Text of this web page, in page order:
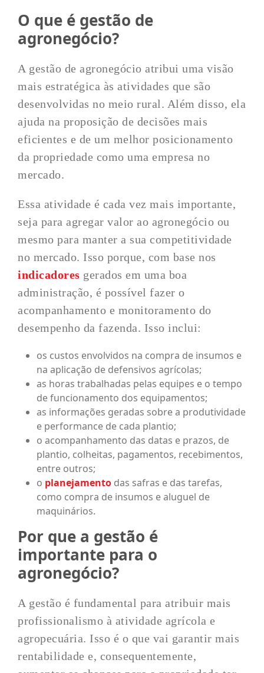
O que é gestão de
agronegócio?
A gestão de agronegócio atribui uma visão
mais estratégica às atividades que são
desenvolvidas no meio rural. Além disso, ela
ajuda na proposição de decisões mais
eficientes e de um melhor posicionamento
da propriedade como uma empresa no
mercado.
Essa atividade é cada vez mais importante,
seja para agregar valor ao agronegócio ou
mesmo para manter a sua competitividade
no mercado. Isso porque, com base nos
indicadores gerados em uma boa
administração, é possível fazer o
acompanhamento e monitoramento do
desempenho da fazenda. Isso inclui:
os custos envolvidos na compra de insumos e
na aplicação de defensivos agrícolas;
as horas trabalhadas pelas equipes e o tempo
de funcionamento dos equipamentos;
as informações geradas sobre a produtividade
e performance de cada plantio;
o acompanhamento das datas e prazos, de
plantio, colheitas, pagamentos, recebimentos,
entre outros;
o planejamento das safras e das tarefas,
como compra de insumos e aluguel de
maquinários.
Por que a gestão é
importante para o
agronegócio?
A gestão é fundamental para atribuir mais
profissionalismo à atividade agrícola e
agropecuária. Isso é o que vai garantir mais
rentabilidade e, consequentemente,